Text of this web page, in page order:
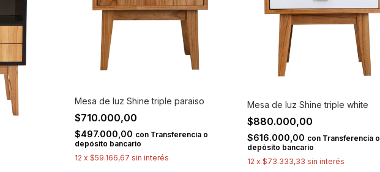
Mesa de luz Shine triple paraiso
$710.000,00
$497.000,00 con Transferencia o
depósito bancario
12 x$59.166,67 sin interés
Mesa de luz Shine triple white
$880.000,00
$616.000,00 con Transferencia o
depósito bancario
12 x $73.333,33 sin interés